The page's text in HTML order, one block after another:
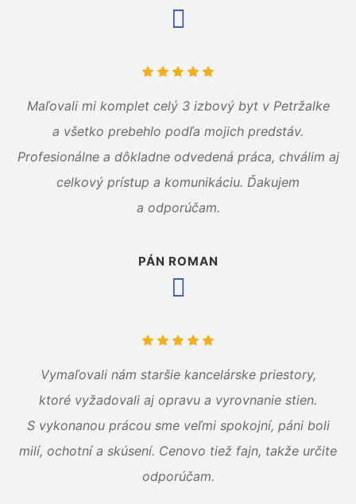
Maľovali mi komplet celý 3 izbový byt v Petržalke
a všetko prebehlo podľa mojich predstáv.
Profesionálne a dôkladne odvedená práca, chválim aj
celkový prístup a komunikáciu. Ďakujem
a odporúčam.
PÁN ROMAN
Vymaľovali nám staršie kancelárske priestory,
ktoré vyžadovali aj opravu a vyrovnanie stien.
S vykonanou prácou sme veľmi spokojní, páni boli
milí, ochotní a skúsení. Cenovo tiež fajn, takže určite
odporúčam.